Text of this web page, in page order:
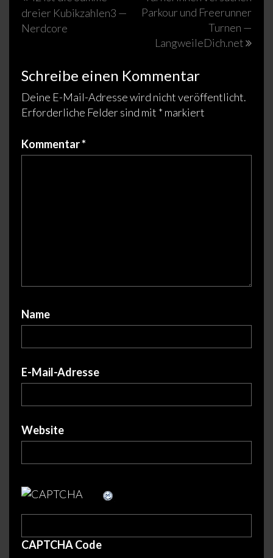
dreier Kubikzahlen3 —
Nerdcore
Parkour und Freerunner
Turnen —
LangweileDich.net
Schreibe einen Kommentar
Deine E-Mail-Adresse wird nicht veröffentlicht.
Erforderliche Felder sind mit * markiert
Kommentar*
Name
E-Mail-Adresse
Website
CAPTCHA Code